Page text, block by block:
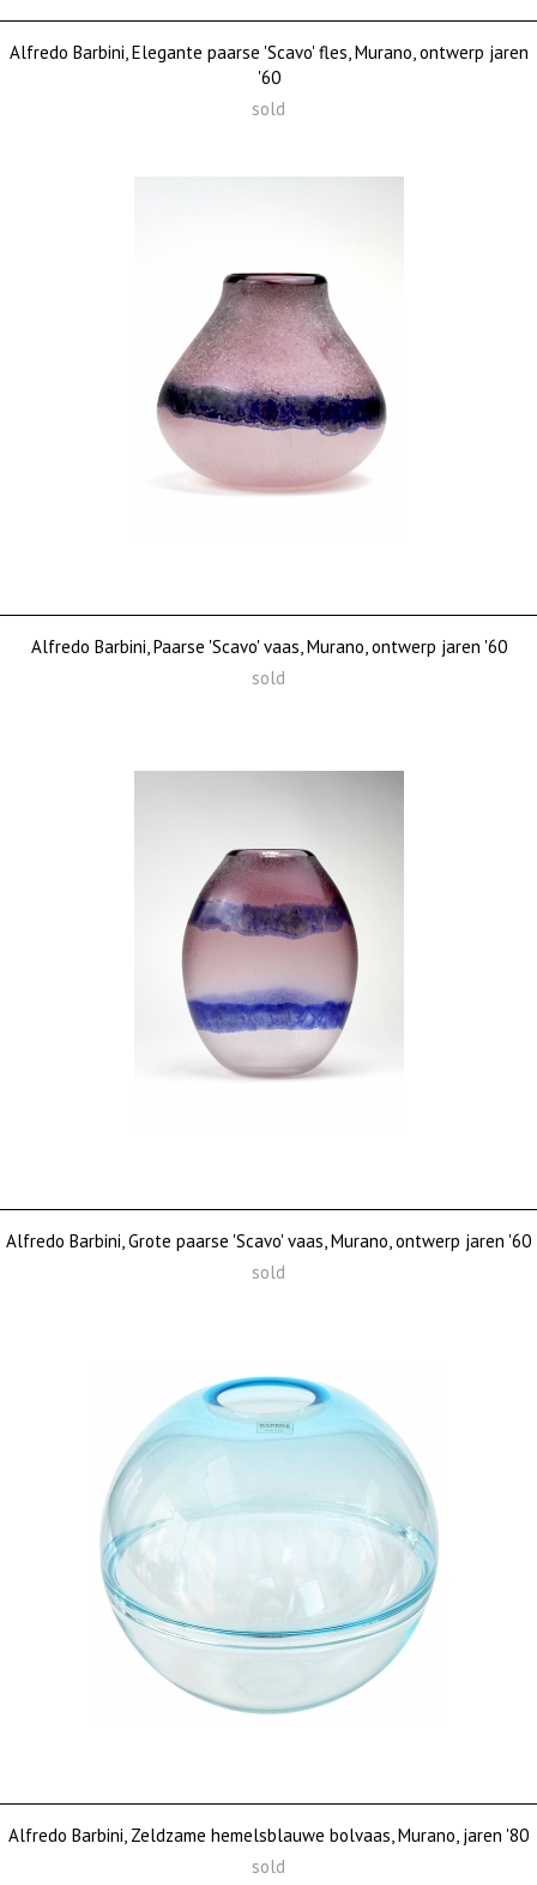
Alfredo Barbini, Elegante paarse 'Scavo' fles, Murano, ontwerp jaren
'60
sold
Alfredo Barbini, Paarse 'Scavo' vaas, Murano, ontwerp jaren '60
sold
Alfredo Barbini, Grote paarse 'Scavo' vaas, Murano, ontwerp jaren '60
sold
Alfredo Barbini, Zeldzame hemelsblauwe bolvaas, Murano, jaren '80
sold